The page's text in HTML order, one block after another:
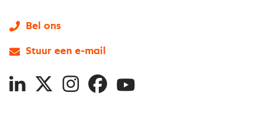
Bel ons
Stuur een e-mail
LinkedIn
X InstagramFacebookYouTube